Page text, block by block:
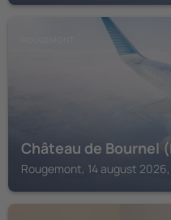
Château de Bournel
Rougemont, 14 august